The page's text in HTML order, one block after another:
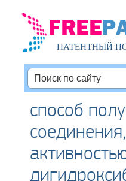
ПАТЕНТНЫЙ
способ